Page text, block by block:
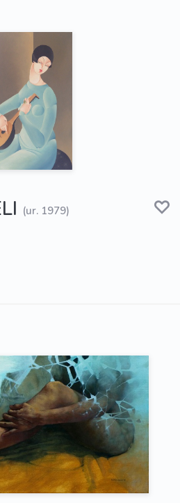
(ur. 1979)